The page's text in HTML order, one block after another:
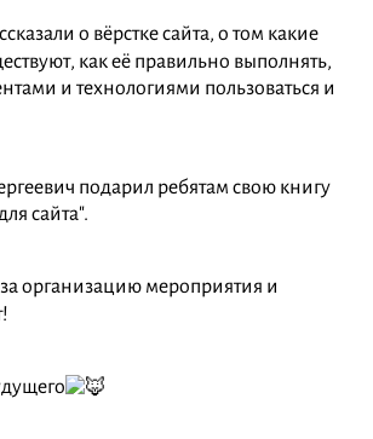
о вёрстке сайта, о том какие
как её правильно выполнять,
и технологиями пользоваться и
подарил ребятам свою книгу
сайта".
организацию мероприятия и